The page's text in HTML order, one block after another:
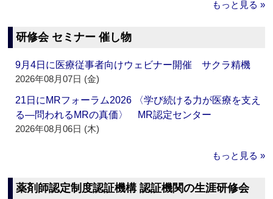
もっと見る »
研修会 セミナー 催し物
9月4日に医療従事者向けウェビナー開催 サクラ精機
2026年08月07日 (金)
21日にMRフォーラム2026 〈学び続ける力が医療を支え
る―問われるMRの真価〉 MR認定センター
2026年08月06日 (木)
もっと見る »
薬剤師認定制度認証機構 認証機関の生涯研修会